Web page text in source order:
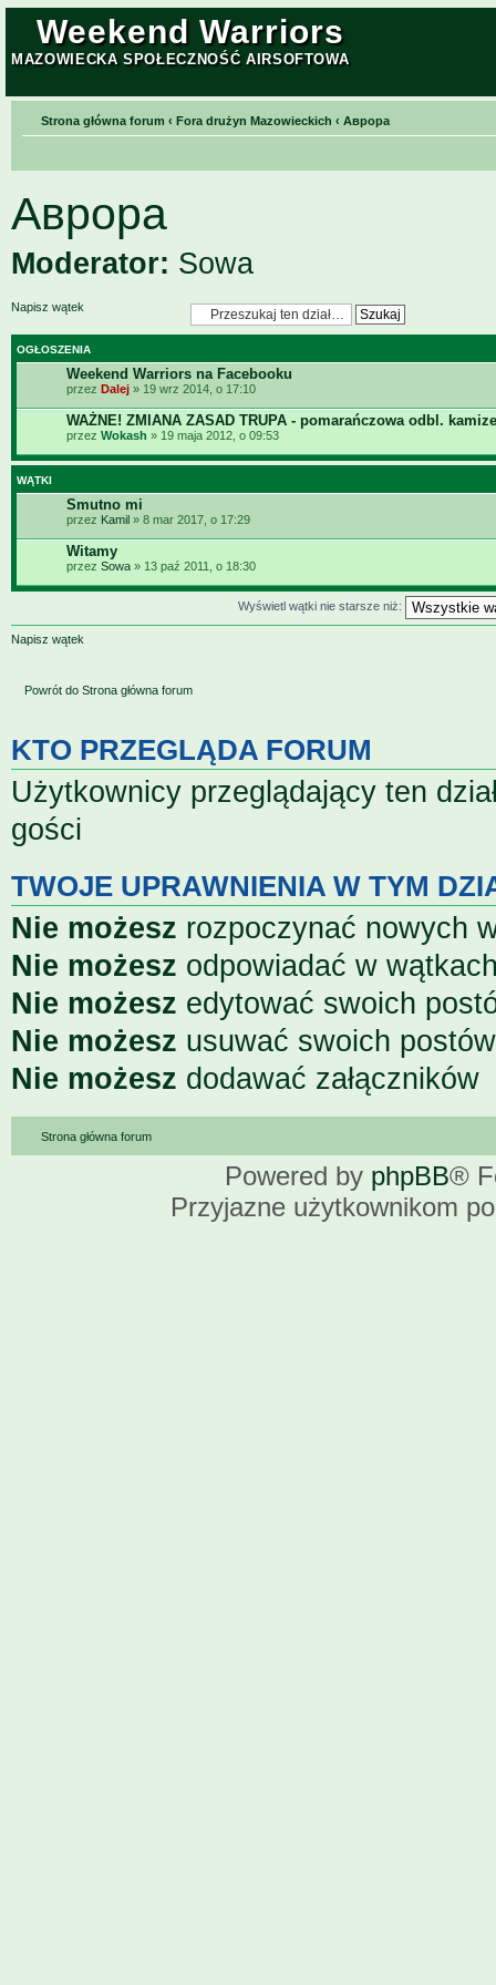
Weekend Warriors
MAZOWIECKA SPOŁECZNOŚĆ AIRSOFTOWA
Strona główna forum ‹ Fora drużyn Mazowieckich ‹ Aврора
Aврора
Moderator: Sowa
Napisz wątek
OGŁOSZENIA
Weekend Warriors na Facebooku
przez Dalej » 19 wrz 2014, o 17:10
WAŻNE! ZMIANA ZASAD TRUPA - pomarańczowa odbl.
przez Wokash » 19 maja 2012, o 09:53
WĄTKI
Smutno mi
przez Kamil » 8 mar 2017, o 17:29
Witamy
przez Sowa » 13 paź 2011, o 18:30
Wyświetl wątki nie starsze niż:
Napisz wątek
Powrót do Strona główna forum
KTO PRZEGLĄDA FORUM
Użytkownicy przeglądający ten
gości
TWOJE UPRAWNIENIA W TYM
Nie możesz rozpoczynać nowych
Nie możesz odpowiadać w
Nie możesz edytować swoich
Nie możesz usuwać swoich postów
Nie możesz dodawać załączników
Strona główna forum
Powered by phpBB®
Przyjazne użytkownikom